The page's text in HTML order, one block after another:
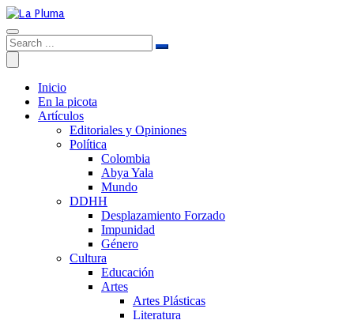
Inicio
En la picota
Artículos
Editoriales y Opiniones
Política
Colombia
Abya Yala
Mundo
DDHH
Desplazamiento Forzado
Impunidad
Género
Cultura
Educación
Artes
Artes Plásticas
Literatura